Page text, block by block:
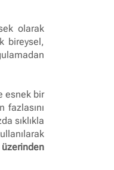
olarak
bireysel,
esnek bir
sıklıkla